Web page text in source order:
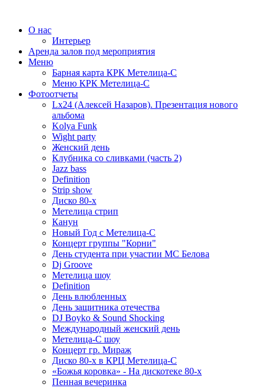
О нас
Интерьер
Аренда залов под мероприятия
Меню
Барная карта КРК Метелица-С
Меню КРК Метелица-С
Фотоотчеты
Lx24 (Алексей Назаров). Презентация нового
альбома
Kolya Funk
Wight party
Женский день
Клубника со сливками (часть 2)
Jazz bass
Definition
Strip show
Диско 80-х
Метелица стрип
Канун
Новый Год с Метелица-С
Концерт группы "Корни"
День студента при участии МС Белова
Dj Groove
Метелица шоу
Definition
День влюбленных
День защитника отечества
DJ Boyko & Sound Shocking
Международный женский день
Метелица-С шоу
Концерт гр. Мираж
Диско 80-х в КРЦ Метелица-С
«Божья коровка» - На дискотеке 80-х
Пенная вечеринка